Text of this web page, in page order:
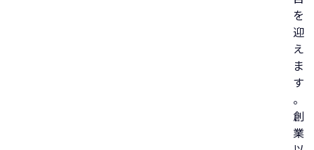
を
迎
え
ま
す
。
創
業